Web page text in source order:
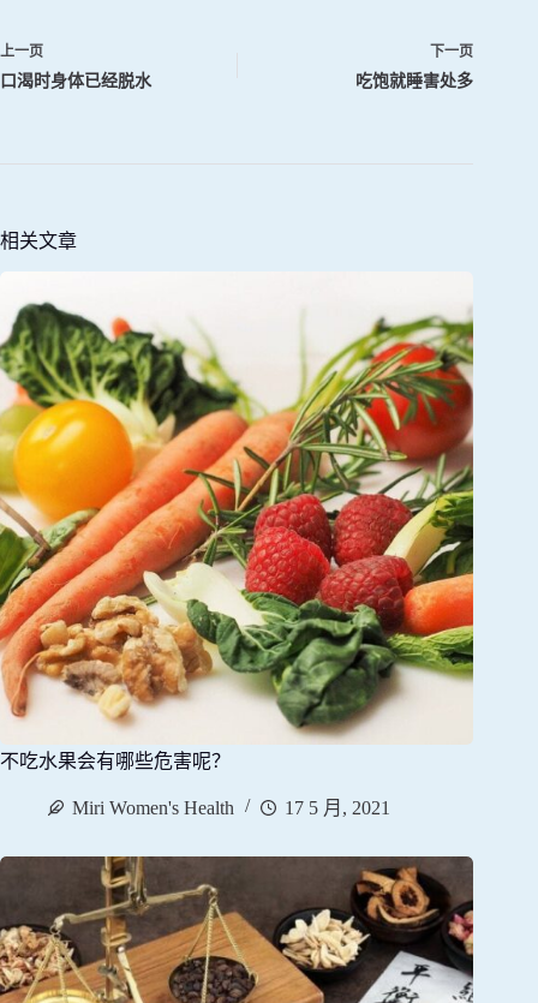
上一页
口渴时身体已经脱水
下一页
吃饱就睡害处多
相关文章
不吃水果会有哪些危害呢？
Miri Women's Health 17 5 月, 2021